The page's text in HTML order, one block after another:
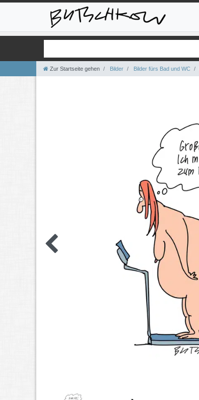
Zur Startseite gehen Bilder Bilder fürs Bad und WC